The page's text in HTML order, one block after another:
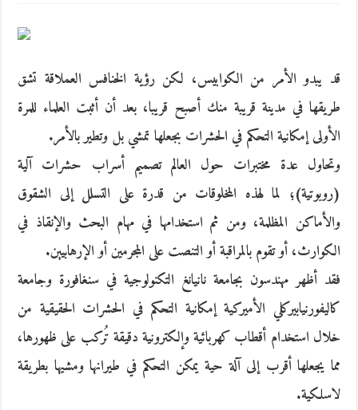
قد يبدو الأمر من الكوابيس، لكن رؤية الخنافس العملاقة تشق
طريقها في مدينة قريبة منك أصبح قريبا، بعد أن أثبت العلماء للمرة
الأولى إمكانية التحكم في الحشرات بجعلها تمشي بل وتطير بالأمر.
وتحاول عدة مختبرات حول العالم تصميم أسراب حشرات آلية
(روبوتية)؛ لما لهذه المخلوقات من قدرة على التسلل إلى الشقوق
والأماكن المظلمة، ومن ثم استخدامها في مهام البحث والإنقاذ في
الكوارث، أو تقوم بالمراقبة أو التنصت على المجرمين أو الإرهابيين.
فقد أظهر مهندسون بجامعة نانيانغ التكنولوجية في سنغافورة وجامعة
كاليفورنيابيركلي الأميركية إمكانية التحكم في الحشرات الحقيقية من
خلال استخدام أقطاب كهربائية وإلكترونية دقيقة تُركب على ظهورها،
مما يجعلها أقرب إلى آلة حية يمكن التحكم في طيرانها ومشيها بطريقة
لاسلكية.